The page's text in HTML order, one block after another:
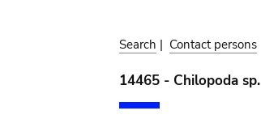
Search | Contact persons
14465 - Chilopoda sp.